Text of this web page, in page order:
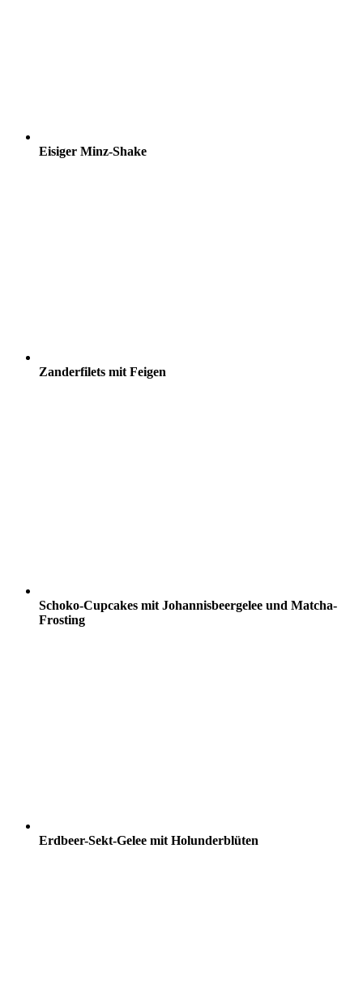
Eisiger Minz-Shake
Zanderfilets mit Feigen
Schoko-Cupcakes mit Johannisbeergelee und Matcha-
Frosting
Erdbeer-Sekt-Gelee mit Holunderblüten